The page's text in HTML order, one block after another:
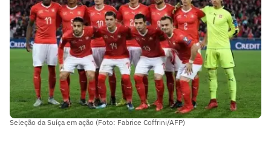
Seleção da Suíça em ação (Foto: Fabrice Coffrini/AFP)